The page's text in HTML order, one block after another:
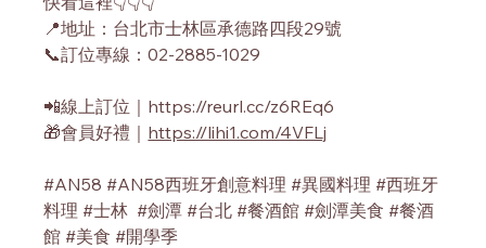
📍地址：台北市士林區承德路四段29號
📞訂位專線：02-2885-1029
📲線上訂位｜ https://reurl.cc/z6REq6
🎁會員好禮｜ https://lihi1.com/4VFLj
#AN58 #AN58西班牙創意料理 #異國料理 #西班牙
料理 #士林 #劍潭 #台北 #餐酒館 #劍潭美食 #餐酒
館 #美食 #開學季